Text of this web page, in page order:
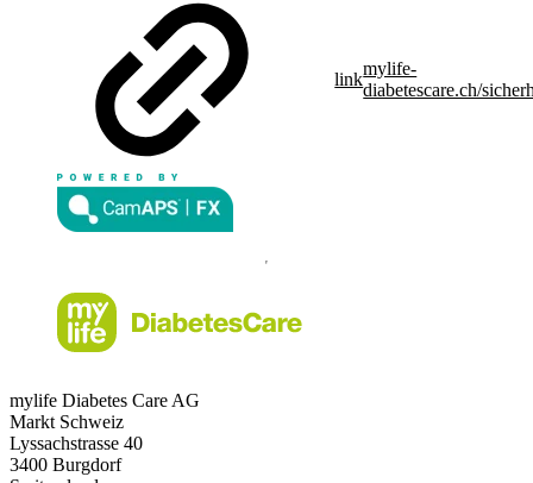
link
mylife-
diabetescare.ch/
mylife Diabetes Care AG
Markt Schweiz
Lyssachstrasse 40
3400 Burgdorf